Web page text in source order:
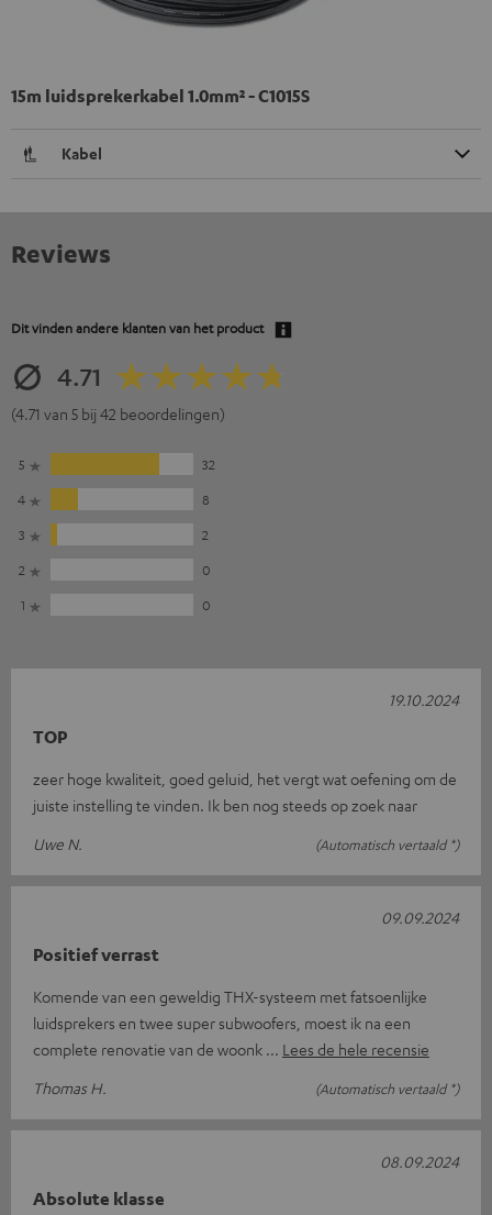
15m luidsprekerkabel 1.0mm² - C1015S
Kabel
Reviews
Dit vinden andere klanten van het product
4.71
(4.71 van 5 bij 42 beoordelingen)
5
32
4
8
3
2
2
0
1
0
TOP
zeer hoge kwaliteit, goed geluid, het vergt wat oefening om de
juiste instelling te vinden. Ik ben nog steeds op zoek naar
Uwe N.
(Automatisch vertaald *)
19.10.2024
Positief verrast
Komende van een geweldig THX-systeem met fatsoenlijke
luidsprekers en twee super subwoofers, moest ik na een
complete renovatie van de woonk
Lees de hele recensie
Thomas H.
(Automatisch vertaald *)
09.09.2024
Absolute klasse
08.09.2024